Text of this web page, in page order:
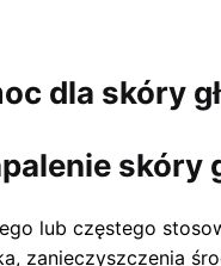
dla skóry
skóry
lub częstego
zanieczyszczenia